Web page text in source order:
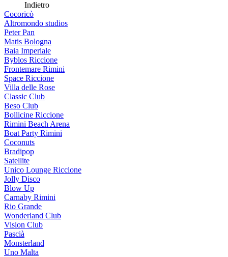
Indietro
Cocoricò
Altromondo studios
Peter Pan
Matis Bologna
Baia Imperiale
Byblos Riccione
Frontemare Rimini
Space Riccione
Villa delle Rose
Classic Club
Beso Club
Bollicine Riccione
Rimini Beach Arena
Boat Party Rimini
Coconuts
Bradipop
Satellite
Unico Lounge Riccione
Jolly Disco
Blow Up
Carnaby Rimini
Rio Grande
Wonderland Club
Vision Club
Pascià
Monsterland
Uno Malta